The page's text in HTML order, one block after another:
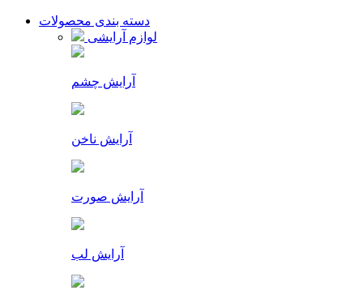
دسته بندی محصولات
لوازم آرایشی
آرایش چشم
آرایش ناخن
آرایش صورت
آرایش لب